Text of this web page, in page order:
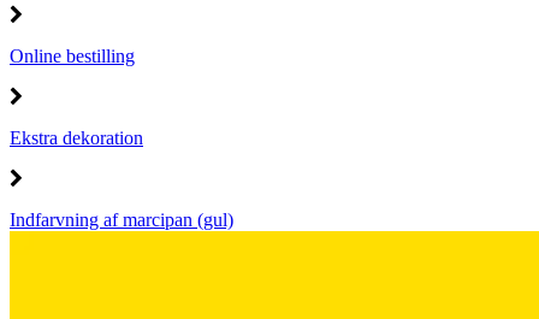
Online bestilling
Ekstra dekoration
Indfarvning af marcipan (gul)